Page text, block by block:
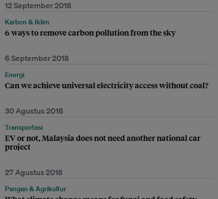
12 September 2018
Karbon & Iklim
6 ways to remove carbon pollution from the sky
6 September 2018
Energi
Can we achieve universal electricity access without coal?
30 Agustus 2018
Transportasi
EV or not, Malaysia does not need another national car
project
27 Agustus 2018
Pangan & Agrikultur